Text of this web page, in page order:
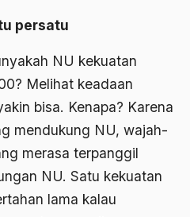
persatu
NU kekuatan
Melihat keadaan
bisa. Kenapa? Karena
mendukung NU, wajah-
merasa terpanggil
NU. Satu kekuatan
lama kalau